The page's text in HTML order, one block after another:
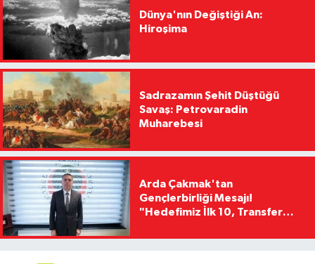
Dünya'nın Değiştiği An:
Hiroşima
Sadrazamın Şehit Düştüğü
Savaş: Petrovaradin
Muharebesi
Arda Çakmak'tan
Gençlerbirliği Mesajı!
"Hedefimiz İlk 10, Transfer
Kaldıracağız"